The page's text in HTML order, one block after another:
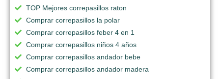
TOP Mejores correpasillos raton
Comprar correpasillos la polar
Comprar correpasillos feber 4 en 1
Comprar correpasillos niños 4 años
Comprar correpasillos andador bebe
Comprar correpasillos andador madera